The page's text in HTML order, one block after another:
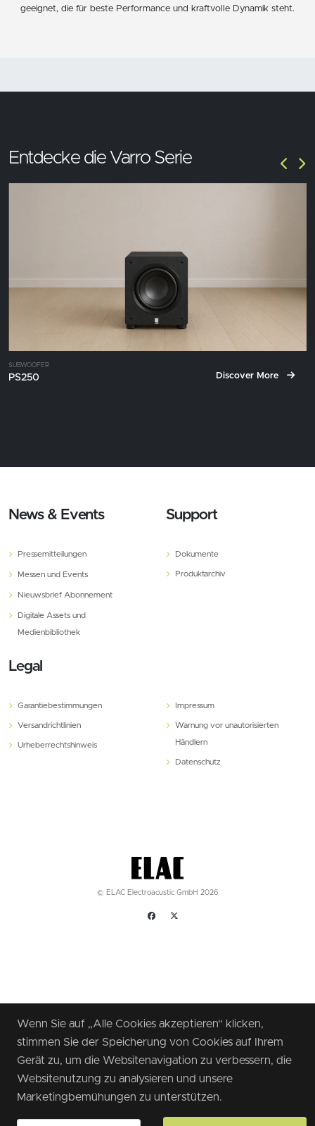
Wenn Sie auf „Alle Cookies akzeptieren“ klicken,
stimmen Sie der Speicherung von Cookies auf Ihrem
Gerät zu, um die Websitenavigation zu verbessern, die
Websitenutzung zu analysieren und unsere
Marketingbemühungen zu unterstützen.
geeignet, die für beste Performance und kraftvolle Dynamik steht.
Entdecke die Varro Serie
SUBWOOFER
PS250 Discover More
News & Events
Pressemitteilungen
Messen und Events
Nieuwsbrief Abonnement
Digitale Assets und
Medienbibliothek
Support
Dokumente
Produktarchiv
Legal
Garantiebestimmungen
Versandrichtlinien
Urheberrechtshinweis
Impressum
Warnung vor unautorisierten
Händlern
Datenschutz
© ELAC Electroacustic GmbH 2026